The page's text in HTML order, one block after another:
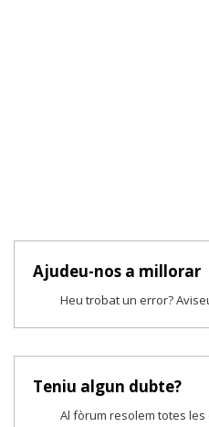
Ajudeu-nos a millorar
Heu trobat un error?
Teniu algun dubte?
Al fòrum resolem totes les